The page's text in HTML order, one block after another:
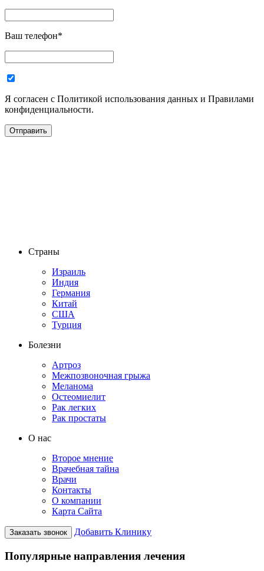
Ваш телефон*
Я согласен с Политикой использования данных и Правилами
конфиденциальности.
Страны
Израиль
Индия
Германия
Китай
США
Турция
Болезни
Артроз
Межпозвоночная грыжа
Меланома
Остеомиелит
Рак легких
Рак простаты
О нас
Второе мнение
Врачебная тайна
Врачи
Контакты
О компании
Карта Сайта
Заказать звонок Добавить Клинику
Популярные направления лечения